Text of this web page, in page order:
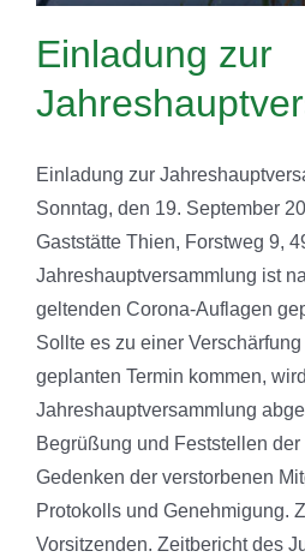
Einladung zur
Einladung zur
Sonntag, den 19. September
Gaststätte Thien, Forstweg 9,
Jahreshauptversammlung ist
geltenden Corona-Auflagen
Sollte es zu einer
geplanten Termin kommen,
Jahreshauptversammlung
Begrüßung und Feststellen
Gedenken der verstorbenen
Protokolls und Genehmigung.
Vorsitzenden. Zeitbericht des